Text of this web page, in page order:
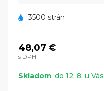
3500 strán
48,07 €
s DPH
Skladom, do 12. 8. u Vás